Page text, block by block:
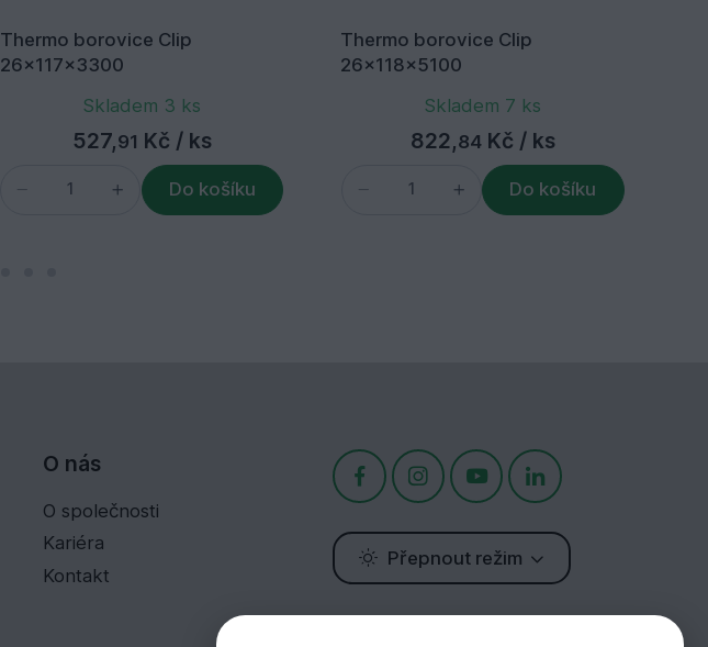
Thermo borovice Clip
26x117x3300
Skladem 3 ks
527,91 Kč / ks
Do košíku
Thermo borovice Clip
26x118x5100
Skladem 7 ks
822,84Kč / ks
Do košíku
O nás
O společnosti
Kariéra
Kontakt
Přepnout režim